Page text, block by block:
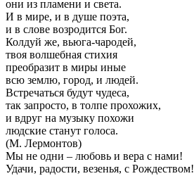
они из пламени и света.
И в мире, и в душе поэта,
и в слове возродится Бог.
Колдуй же, вьюга-чародей,
твоя волшебная стихия
преобразит в миры иные
всю землю, город, и людей.
Встречаться будут чудеса,
так запросто, в толпе прохожих,
и вдруг на музыку похожи
людские станут голоса.
(М. Лермонтов)
Мы не одни – любовь и вера с нами!
Удачи, радости, везенья, с Рождеством!